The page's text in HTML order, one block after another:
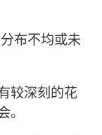
布不均或未
较深刻的花